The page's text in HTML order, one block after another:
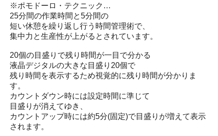
※ポモドーロ・テクニック…
25分間の作業時間と5分間の
短い休憩を繰り返し行う時間管理術で、
集中力と生産性が上がるとされています。
20個の目盛りで残り時間が一目で分かる
液晶デジタルの大きな目盛り20個で
残り時間を表示するため視覚的に残り時間が分かりま
す。
カウントダウン時には設定時間に準じて
目盛りが消えてゆき、
カウントアップ時には約5分(固定)で目盛りが増えて表示
されます。